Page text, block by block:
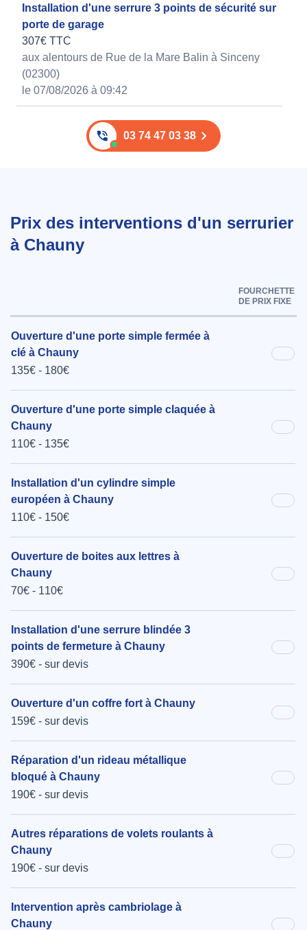
Installation d'une serrure 3 points de sécurité sur
porte de garage
307€ TTC
aux alentours de Rue de la Mare Balin à Sinceny
(02300)
le 07/08/2026 à 09:42
03 74 47 03 38
Prix des interventions d'un serrurier
à Chauny
FOURCHETTE
DE PRIX FIXE
Ouverture d'une porte simple fermée à
clé à Chauny
135€ - 180€
Ouverture d'une porte simple claquée à
Chauny
110€ - 135€
Installation d'un cylindre simple
européen à Chauny
110€ - 150€
Ouverture de boites aux lettres à
Chauny
70€ - 110€
Installation d'une serrure blindée 3
points de fermeture à Chauny
390€ - sur devis
Ouverture d'un coffre fort à Chauny
159€ - sur devis
Réparation d'un rideau métallique
bloqué à Chauny
190€ - sur devis
Autres réparations de volets roulants à
Chauny
190€ - sur devis
Intervention après cambriolage à
Chauny